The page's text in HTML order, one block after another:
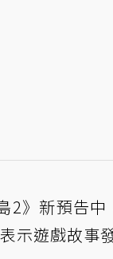
2》新預告
示遊戲故事